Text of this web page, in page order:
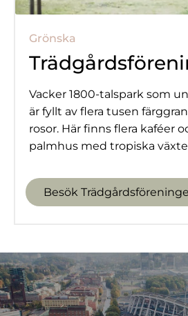
Grönska
Vacker 1800-talspark som
är fyllt av flera tusen
rosor. Här finns flera kaféer
palmhus med tropiska
Besök